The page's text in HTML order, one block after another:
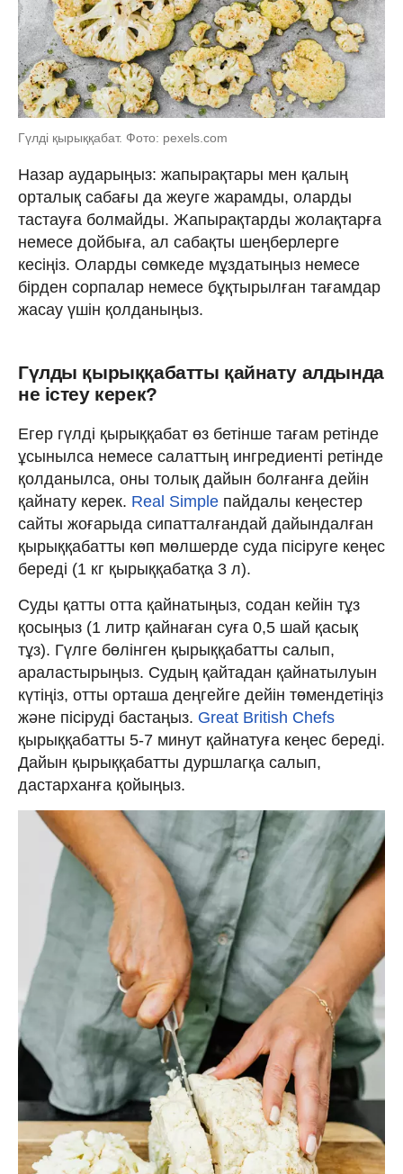
Гүлді қырыққабат. Фото: pexels.com
Назар аударыңыз: жапырақтары мен қалың
орталық сабағы да жеуге жарамды, оларды
тастауға болмайды. Жапырақтарды жолақтарға
немесе дойбыға, ал сабақты шеңберлерге
кесіңіз. Оларды сөмкеде мұздатыңыз немесе
бірден сорпалар немесе бұқтырылған тағамдар
жасау үшін қолданыңыз.
Гүлды қырыққабатты қайнату алдында
не істеу керек?
Егер гүлді қырыққабат өз бетінше тағам ретінде
ұсынылса немесе салаттың ингредиенті ретінде
қолданылса, оны толық дайын болғанға дейін
қайнату керек. Real Simple пайдалы кеңестер
сайты жоғарыда сипатталғандай дайындалған
қырыққабатты көп мөлшерде суда пісіруге кеңес
береді (1 кг қырыққабатқа 3 л).
Суды қатты отта қайнатыңыз, содан кейін тұз
қосыңыз (1 литр қайнаған суға 0,5 шай қасық
тұз). Гүлге бөлінген қырыққабатты салып,
араластырыңыз. Судың қайтадан қайнатылуын
күтіңіз, отты орташа деңгейге дейін төмендетіңіз
және пісіруді бастаңыз. Great British Chefs
қырыққабатты 5-7 минут қайнатуға кеңес береді.
Дайын қырыққабатты дуршлагқа салып,
дастарханға қойыңыз.